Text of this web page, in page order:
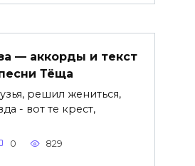
— аккорды и текст
Тёща
решил жениться,
- вот те крест,
0 829